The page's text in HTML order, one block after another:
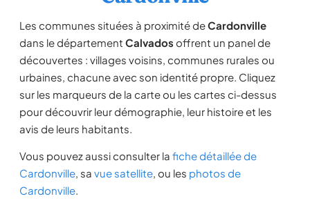
Les communes situées à proximité deCardonville
dans le département Calvados offrent un panel de
découvertes : villages voisins, communes rurales ou
urbaines, chacune avec son identité propre. Cliquez
sur les marqueurs de la carte ou les cartes ci-dessus
pour découvrir leur démographie, leur histoire et les
avis de leurs habitants.
Vous pouvez aussi consulter la fiche détaillée de
Cardonville, sa vue satellite, ou les photos de
Cardonville.